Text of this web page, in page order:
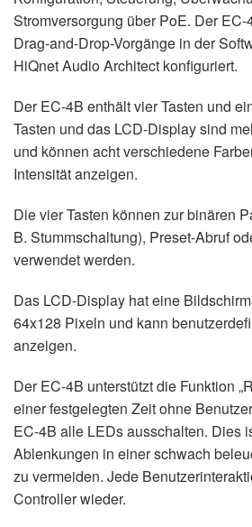
Stromversorgung über PoE. Der
Drag-and-Drop-Vorgänge in der
HiQnet Audio Architect konfiguriert.
Der EC-4B enthält vier Tasten und
Tasten und das LCD-Display sind
und können acht verschiedene
Intensität anzeigen.
Die vier Tasten können zur binären
B. Stummschaltung), Preset-Abruf
verwendet werden.
Das LCD-Display hat eine
64x128 Pixeln und kann
anzeigen.
Der EC-4B unterstützt die Funktion
einer festgelegten Zeit ohne
EC-4B alle LEDs ausschalten. Dies
Ablenkungen in einer schwach
zu vermeiden. Jede
Controller wieder.